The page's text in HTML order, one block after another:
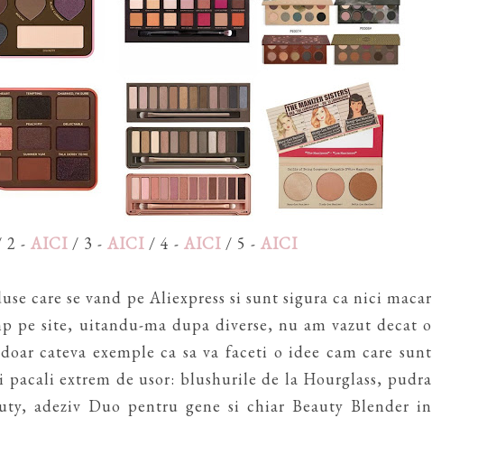
2 - AICI / 3 - AICI / 4 - AICI / 5 - AICI
care se vand pe Aliexpress si sunt sigura ca nici macar
pe site, uitandu-ma dupa diverse, nu am vazut decat o
cateva exemple ca sa va faceti o idee cam care sunt
pacali extrem de usor: blushurile de la Hourglass, pudra
adeziv Duo pentru gene si chiar Beauty Blender in